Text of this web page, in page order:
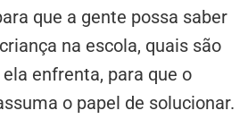
que a gente possa saber
na escola, quais são
enfrenta, para que o
o papel de solucionar.